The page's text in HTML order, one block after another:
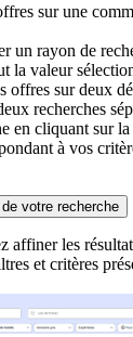
sur une
un rayon de
la valeur
offres sur deux
recherches
en cliquant sur
à vos
votre recherche
affiner les
et critères